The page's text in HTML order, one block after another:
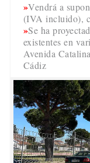
Vendrá a
(IVA incluido),
Se ha
existentes en
Avenida
Cádiz